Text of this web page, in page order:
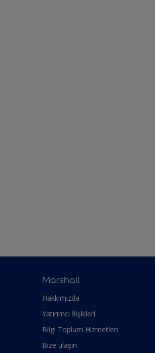
Marshall
Hakkımızda
Yatırımcı İlişkileri
Bilgi Toplum Hizmetleri
Bize ulaşın